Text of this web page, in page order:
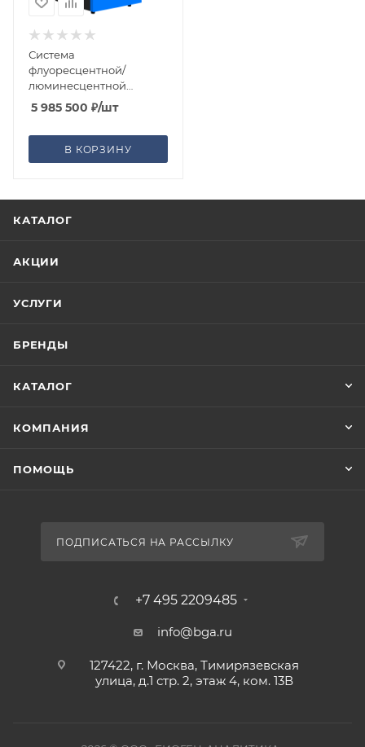
Система
флуоресцентной/
люминесцентной
визуализации in-vivo
AniView SE
5 985 500 ₽/шт
В КОРЗИНУ
КАТАЛОГ
АКЦИИ
УСЛУГИ
БРЕНДЫ
КАТАЛОГ
КОМПАНИЯ
ПОМОЩЬ
ПОДПИСАТЬСЯ НА РАССЫЛКУ
+7 495 2209485
info@bga.ru
127422, г. Москва, Тимирязевская
улица, д.1 стр. 2, этаж 4, ком. 13В